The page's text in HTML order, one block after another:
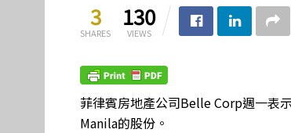
3
SHARES
130
VIEWS
菲律賓房地產公司Belle Corp週一表
Manila的股份。